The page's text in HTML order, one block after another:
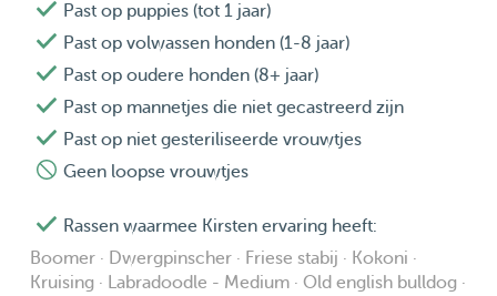
Past op puppies (tot 1 jaar)
Past op volwassen honden (1-8 jaar)
Past op oudere honden (8+ jaar)
Past op mannetjes die niet gecastreerd zijn
Past op niet gesteriliseerde vrouwtjes
Geen loopse vrouwtjes
Rassen waarmee Kirsten ervaring heeft:
Boomer · Dwergpinscher · Friese stabij · Kokoni ·
Kruising · Labradoodle - Medium · Old english bulldog ·